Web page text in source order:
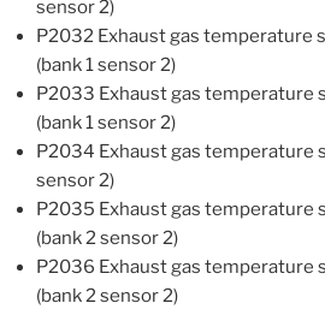
sensor 2)
P2032 Exhaust gas temperature
(bank 1 sensor 2)
P2033 Exhaust gas temperature
(bank 1 sensor 2)
P2034 Exhaust gas temperature
sensor 2)
P2035 Exhaust gas temperature
(bank 2 sensor 2)
P2036 Exhaust gas temperature
(bank 2 sensor 2)